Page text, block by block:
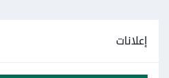
إعلانات